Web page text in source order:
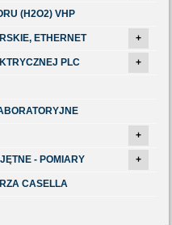
(H2O2) VHP
ETHERNET +
PLC +
+
- POMIARY +
CASELLA